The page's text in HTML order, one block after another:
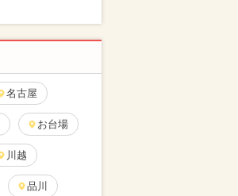
名古屋
お台場
川越
品川